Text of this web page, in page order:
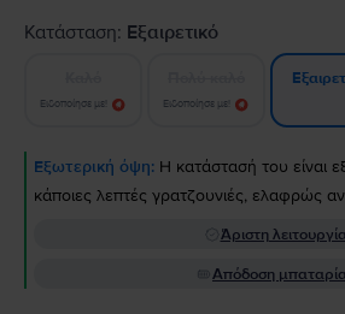
Κατάσταση: Εξαιρετικό
Ειδοποίησε με! Ειδοποίησε με!
Εξωτερική όψη: Η κατάστασή του είναι
κάποιες λεπτές γρατζουνιές, ελαφρώς
Άριστη
Απόδοση